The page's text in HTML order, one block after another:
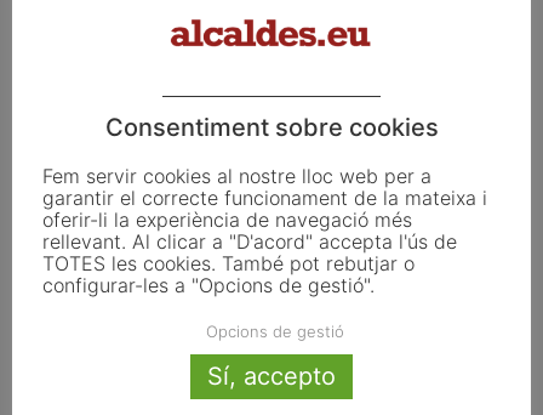
L’Agència Catalana de l’Aigua (ACA)
Consentiment sobre cookies
Fem servir cookies al nostre lloc web per a
garantir el correcte funcionament de la mateixa i
oferir-li la experiència de navegació més
rellevant. Al clicar a "D'acord" accepta l'ús de
TOTES les cookies. També pot rebutjar o
configurar-les a "Opcions de gestió".
Opcions de gestió
Sí, accepto